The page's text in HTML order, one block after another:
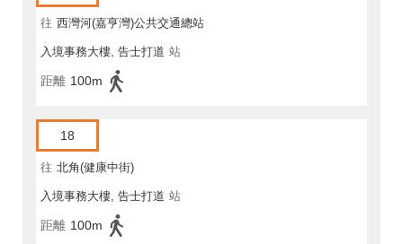
往 西灣河(嘉亨灣)公共交通總站
入境事務大樓, 告士打道 站
距離 100m
18
往 北角(健康中街)
入境事務大樓, 告士打道 站
距離 100m